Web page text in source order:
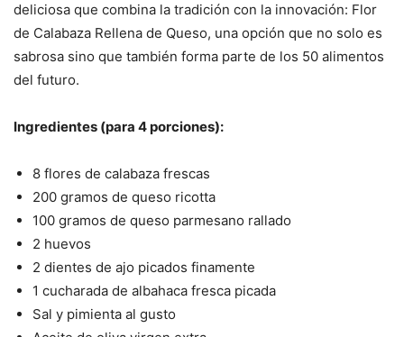
deliciosa que combina la tradición con la innovación: Flor
de Calabaza Rellena de Queso, una opción que no solo es
sabrosa sino que también forma parte de los 50 alimentos
del futuro.
Ingredientes (para 4 porciones):
8 flores de calabaza frescas
200 gramos de queso ricotta
100 gramos de queso parmesano rallado
2 huevos
2 dientes de ajo picados finamente
1 cucharada de albahaca fresca picada
Sal y pimienta al gusto